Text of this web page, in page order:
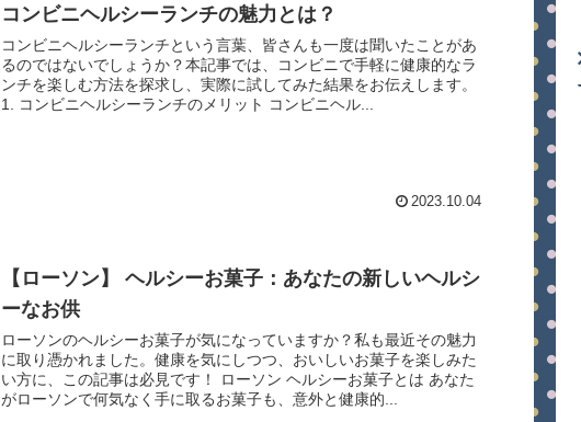
コンビニヘルシーランチの魅力とは？
コンビニヘルシーランチという言葉、皆さんも一度は聞いたことがあ
るのではないでしょうか？本記事では、コンビニで手軽に健康的なラ
ンチを楽しむ方法を探求し、実際に試してみた結果をお伝えします。
1. コンビニヘルシーランチのメリット コンビニヘル...
2023.10.04
【ローソン】 ヘルシーお菓子：あなたの新しいヘルシ
ーなお供
ローソンのヘルシーお菓子が気になっていますか？私も最近その魅力
に取り憑かれました。健康を気にしつつ、おいしいお菓子を楽しみた
い方に、この記事は必見です！ ローソン ヘルシーお菓子とは あなた
がローソンで何気なく手に取るお菓子も、意外と健康的...